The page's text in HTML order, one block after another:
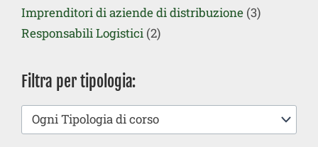
Imprenditori di aziende di distribuzione (3)
Responsabili Logistici (2)
Filtra per tipologia:
Ogni Tipologia di corso